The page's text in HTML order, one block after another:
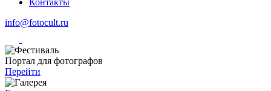
Контакты
info@fotocult.ru
Портал для фотографов
Перейти